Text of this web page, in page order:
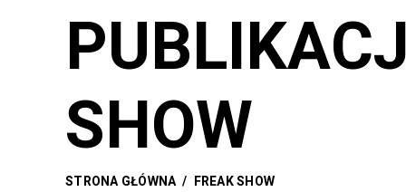
SHOW
STRONA GŁÓWNA / FREAK SHOW